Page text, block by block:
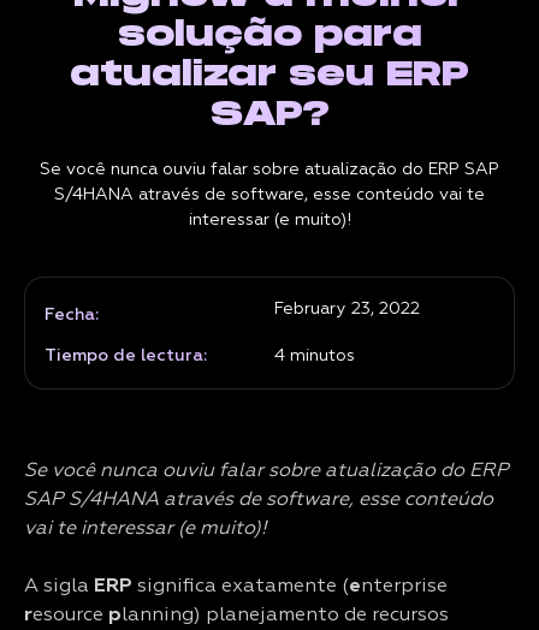
solução para
atualizar seu ERP
SAP?
Se você nunca ouviu falar sobre atualização do ERP SAP
S/4HANA através de software, esse conteúdo vai te
interessar (e muito)!
Fecha: February 23, 2022
Tiempo de lectura: 4 minutos
Se você nunca ouviu falar sobre atualização do ERP
SAP S/4HANA através de software, esse conteúdo
vai te interessar (e muito)!
A sigla ERP significa exatamente (enterprise
resource planning) planejamento de recursos